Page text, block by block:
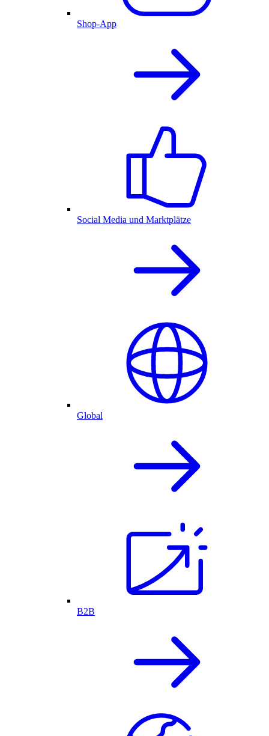
Shop-App
Social Media und Marktplätze
Global
B2B